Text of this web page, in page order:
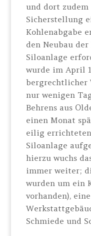
und dort
Sicherstellung
Kohlenabgabe
den Neubau
Siloanlage
wurde im April
bergrechtlicher
nur wenigen
Behrens aus
einen Monat
eilig errichteten
Siloanlage
hierzu wuchs
immer weiter;
wurden um ein
vorhanden),
Schmiede und